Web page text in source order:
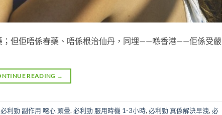
；但佢唔係春藥、唔係根治仙丹，同埋——喺香港——佢係受嚴
READING →
必利勁 副作用 噁心 頭暈, 必利勁 服用時機 1-3小時, 必利勁 真係解決早洩, 必